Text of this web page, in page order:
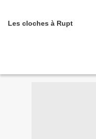
Les cloches à Rupt